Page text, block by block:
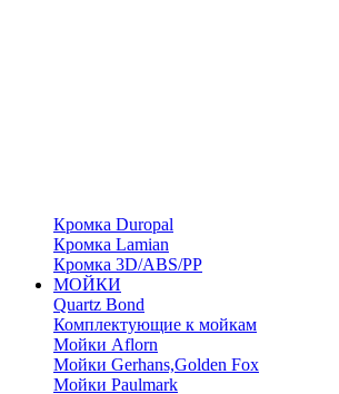
Кромка Duropal
Кромка Lamian
Кромка 3D/ABS/PP
МОЙКИ
Quartz Bond
Комплектующие к мойкам
Мойки Aflorn
Мойки Gerhans,Golden Fox
Мойки Paulmark